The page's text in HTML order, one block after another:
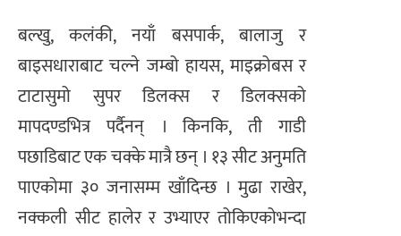
बल्खु, कलंकी, नयाँ बसपार्क, बालाजु र
बाइसधाराबाट चल्ने जम्बो हायस, माइक्रोबस र
टाटासुमो सुपर डिलक्स र डिलक्सको
मापदण्डभित्र पर्दैनन् । किनकि, ती गाडी
पछाडिबाट एक चक्के मात्रै छन् । १३ सीट अनुमति
पाएकोमा ३० जनासम्म खाँदिन्छ । मुढा राखेर,
नक्कली सीट हालेर र उभ्याएर तोकिएकोभन्दा